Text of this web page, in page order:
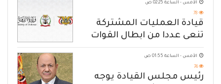
الأمس - الساعة 02:25 ص
78
قيادة العمليات المشتركة
تنعى عددا من ابطال القوات
المسلحة
الأمس - الساعة 01:55 ص
74
رئيس مجلس القيادة يوجه